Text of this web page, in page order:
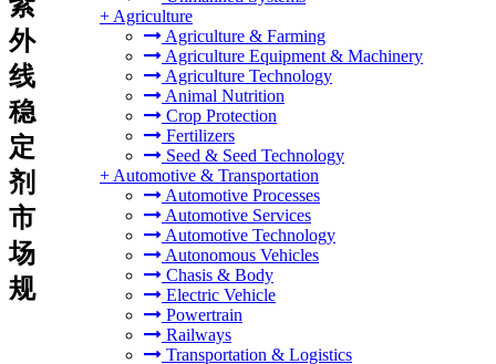
+ Agriculture
Agriculture & Farming
Agriculture Equipment & Machinery
Agriculture Technology
Animal Nutrition
Crop Protection
Fertilizers
Seed & Seed Technology
+ Automotive & Transportation
Automotive Processes
Automotive Services
Automotive Technology
Autonomous Vehicles
Chasis & Body
Electric Vehicle
Powertrain
Railways
Transportation & Logistics
外
线
稳
定
剂
市
场
规